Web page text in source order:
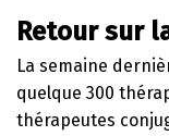
Retour sur
La semaine
quelque 300
thérapeutes